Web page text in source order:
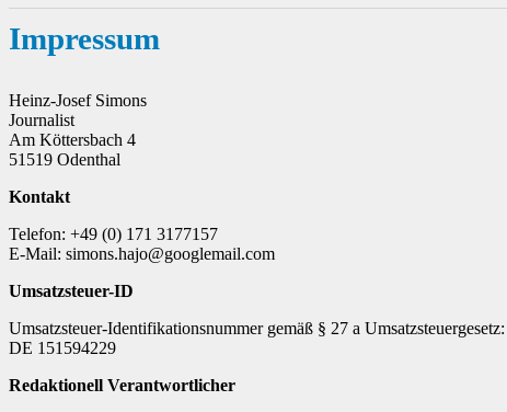
Impressum
Heinz-Josef Simons
Journalist
Am Köttersbach 4
51519 Odenthal
Kontakt
Telefon: +49 (0) 171 3177157
E-Mail: simons.hajo@googlemail.com
Umsatzsteuer-ID
Umsatzsteuer-Identifikationsnummer gemäß § 27 a Umsatzsteuergesetz:
DE 151594229
Redaktionell Verantwortlicher